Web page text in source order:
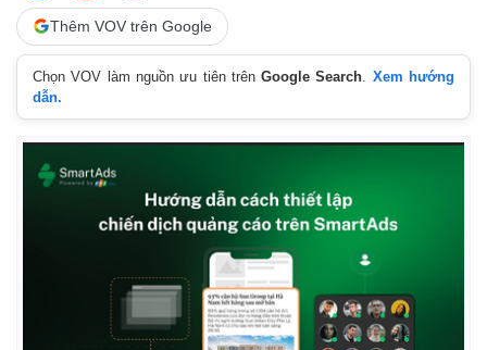
Thêm VOV trên Google
Chọn VOV làm nguồn ưu tiên trênGoogle Search
Xem hướng
dẫn.